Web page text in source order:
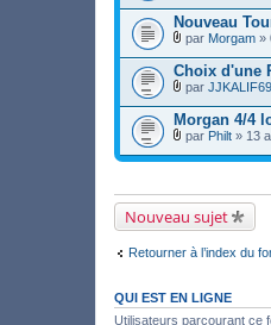
t
(
s
)
o
i
n
t
(
s
)
s
)
o
i
n
t
(
s
)
i
e
r
s
)
o
i
n
t
(
)
i
c
h
i
e
r
s
)
o
t
(
s
Nouveau
F
i
c
h
i
e
r
s
j
o
i
n
t
)
par Morgam »
Choix d'une
F
i
c
h
i
(
s
)
o
t
(
par JJKALIF69
Morgan 4/4
F
i
i
e
r
(
s
o
i
par Philt » 13
Nouveau sujet
Retourner à l’index du
QUI EST EN LIGNE
Utilisateurs parcourant ce